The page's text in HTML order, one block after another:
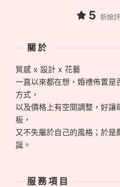
5 新娘
關於
質感 x 設計 x 花藝
一直以來都在想，婚禮佈置是
方式，
以及價格上有空間調整，好讓
板，
又不失屬於自己的風格；於是
誕。
服務項目